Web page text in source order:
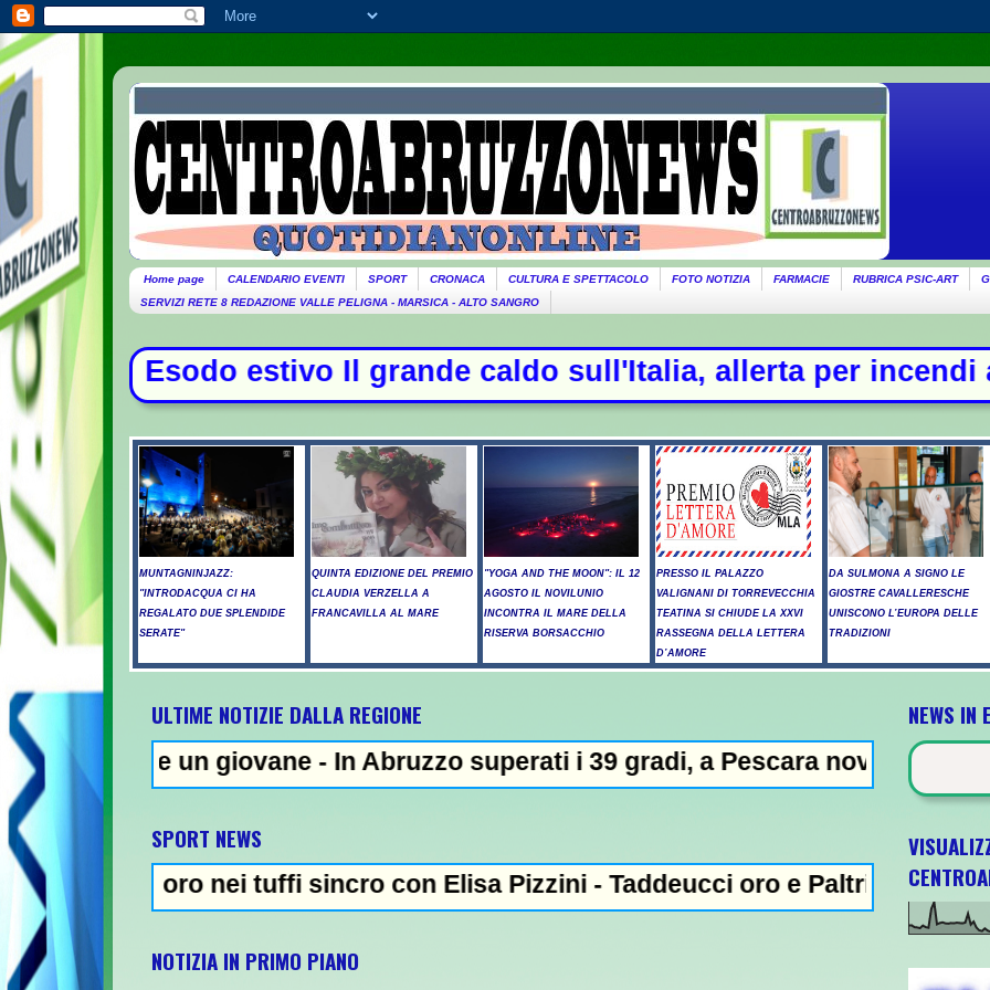
Home page CALENDARIO EVENTI SPORT CRONACA CULTURA E SPETTACOLO FOTO NOTIZIA FARMACIE RUBRICA PSIC-ART
SERVIZI RETE 8 REDAZIONE VALLE PELIGNA - MARSICA - ALTO SANGRO
Il grande caldo sull'Italia, allerta per incendi al Centro
MUNTAGNINJAZZ:
"INTRODACQUA CI HA
REGALATO DUE SPLENDIDE
SERATE"
QUINTA EDIZIONE DEL PREMIO
CLAUDIA VERZELLA A
FRANCAVILLA AL MARE
"YOGA AND THE MOON": IL 12
AGOSTO IL NOVILUNIO
INCONTRA IL MARE DELLA
RISERVA BORSACCHIO
PRESSO IL PALAZZO
VALIGNANI DI TORREVECCHIA
TEATINA SI CHIUDE LA XXVI
RASSEGNA DELLA LETTERA
D’AMORE
DA SULMONA A SIGNO LE
GIOSTRE CAVALLERESCHE
UNISCONO L’EUROPA DELLE
TRADIZIONI
ULTIME NOTIZIE DALLA REGIONE
un giovane - In Abruzzo superati i 39 gradi, a Pescara nove giorni di "bollino
SPORT NEWS
nei tuffi sincro con Elisa Pizzini - Taddeucci oro e Paltrinieri bronzo nella 5
NOTIZIA IN PRIMO PIANO
NEWS IN